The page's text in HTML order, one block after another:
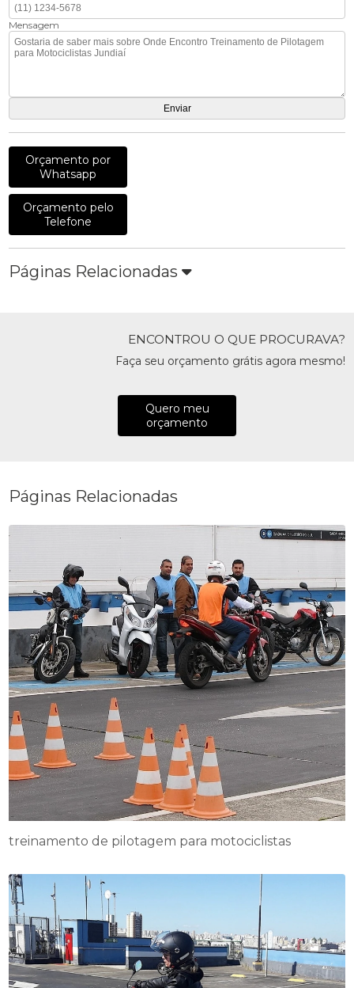
Mensagem
Orçamento por
Whatsapp
Orçamento pelo
Telefone
Páginas Relacionadas
ENCONTROU O QUE PROCURAVA?
Faça seu orçamento grátis agora mesmo!
Quero meu
orçamento
Páginas Relacionadas
treinamento de pilotagem para motociclistas